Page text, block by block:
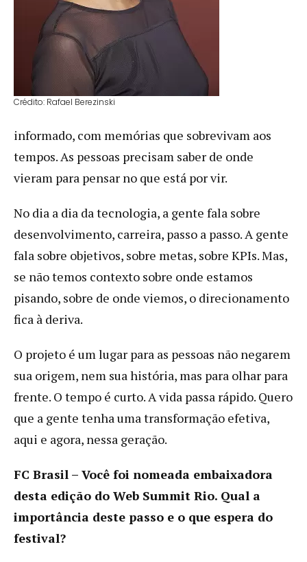
Crédito: Rafael Berezinski
informado, com memórias que sobrevivam aos
tempos. As pessoas precisam saber de onde
vieram para pensar no que está por vir.
No dia a dia da tecnologia, a gente fala sobre
desenvolvimento, carreira, passo a passo. A gente
fala sobre objetivos, sobre metas, sobre KPIs. Mas,
se não temos contexto sobre onde estamos
pisando, sobre de onde viemos, o direcionamento
fica à deriva.
O projeto é um lugar para as pessoas não negarem
sua origem, nem sua história, mas para olhar para
frente. O tempo é curto. A vida passa rápido. Quero
que a gente tenha uma transformação efetiva,
aqui e agora, nessa geração.
FC Brasil – Você foi nomeada embaixadora
desta edição do Web Summit Rio. Qual a
importância deste passo e o que espera do
festival?